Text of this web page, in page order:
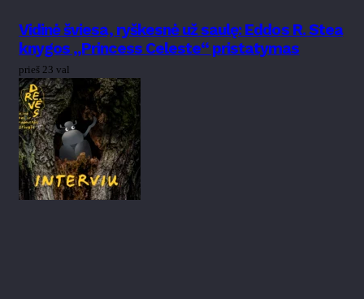
Vidinė šviesa, ryškesnė už saulę: Eddos R. Stea
knygos „Princess Celeste“ pristatymas
prieš 23 val